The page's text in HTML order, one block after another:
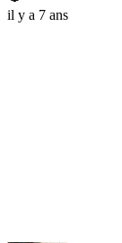
il y a 7 ans